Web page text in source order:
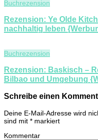
Buchrezension
Rezension: Ye Olde
nachhaltig leben
Buchrezension
Rezension: Baskisch –
Bilbao und Umgebung
Schreibe einen
Deine E-Mail-Adresse wird
sind mit * markiert
Kommentar